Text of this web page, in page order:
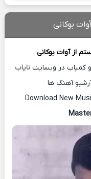
بوکانی
ازآوات بوکانی
و کمیاب در وبسایت نایاب
آهنگ ها
Download New